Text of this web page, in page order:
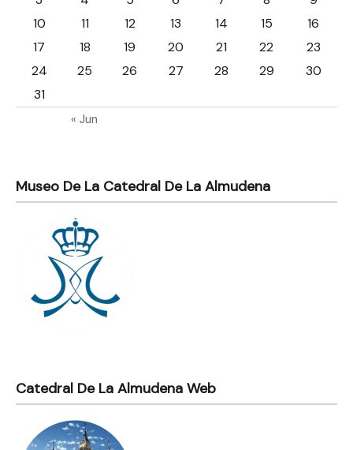
« Jun
10
11 12 13 14 15
16
17
18 19 20 21 22
23
24
25 26 27 28 29
30
31
Museo De La Catedral De La Almudena
Catedral De La Almudena Web